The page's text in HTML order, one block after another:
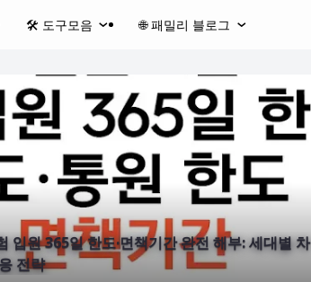
🛠️ 도구모음 🌐 패밀리 블로그
입원 365일 한도·면책기간 완전 해부: 세대별 차
전략